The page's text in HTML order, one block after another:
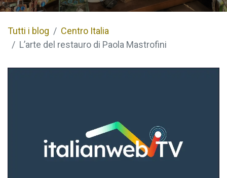
Tutti i blog
Centro Italia
L’arte del restauro di Paola Mastrofini